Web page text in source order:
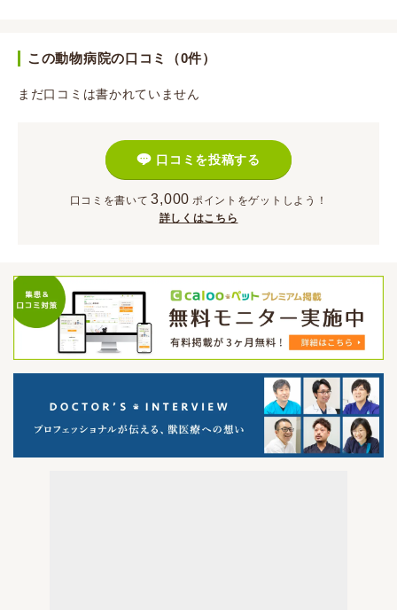
この動物病院の口コミ（0件）
まだ口コミは書かれていません
口コミを投稿する
口コミを書いて 3,000 ポイント をゲットしよう！
詳しくはこちら